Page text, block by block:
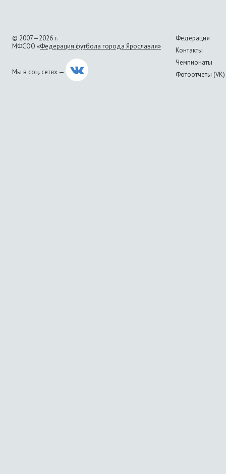
© 2007—2026 г.
МФСОО «Федерация футбола города Ярославля»
Мы в соц. сетях —
Федерация
Контакты
Чемпионаты
Фотоотчеты (VK)